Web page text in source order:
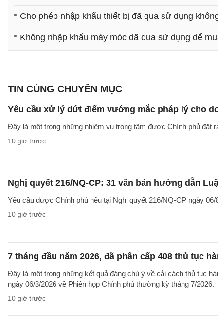
Cho phép nhập khẩu thiết bị đã qua sử dụng
Không nhập khẩu máy móc đã qua sử dụng để
TIN CÙNG CHUYÊN MỤC
Yêu cầu xử lý dứt điểm vướng mắc pháp lý cho
Đây là một trong những nhiệm vụ trọng tâm được Chính phủ đặt
10 giờ trước
Nghị quyết 216/NQ-CP: 31 văn bản hướng dẫn
Yêu cầu được Chính phủ nêu tại Nghị quyết 216/NQ-CP ngày
10 giờ trước
7 tháng đầu năm 2026, đã phân cấp 408 thủ tục
Đây là một trong những kết quả đáng chú ý về cải cách thủ tục
ngày 06/8/2026 về Phiên họp Chính phủ thường kỳ tháng 7/2026.
10 giờ trước